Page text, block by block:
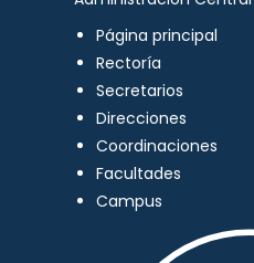
Página principal
Rectoría
Secretarios
Direcciones
Coordinaciones
Facultades
Campus